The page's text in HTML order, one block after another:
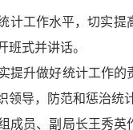
计工作水平，切实
班式并讲话。
提升做好统计工作
领导，防范和惩治统
成员、副局长王秀